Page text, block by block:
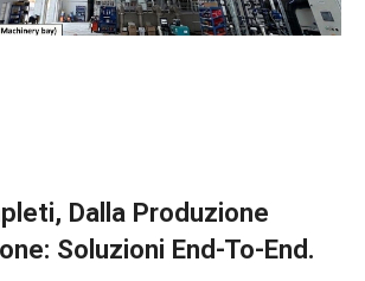
Dalla Produzione
Soluzioni End-To-End.